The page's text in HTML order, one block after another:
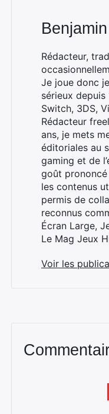
Rédacteur,
Je joue donc
sérieux depuis
Switch, 3DS,
Rédacteur
ans, je mets
éditoriales au
gaming et de
goût
les contenus
permis de
reconnus
Écran Large,
Le Mag Jeux
Voir les
Rechercher